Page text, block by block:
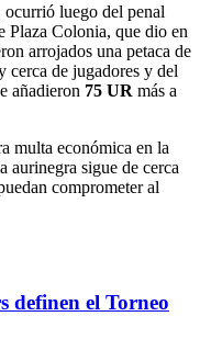
ocurrió luego del penal
Plaza Colonia, que dio en
arrojados una petaca de
cerca de jugadores y del
añadieron 75 UR más a
multa económica en la
aurinegra sigue de cerca
comprometer al
definen el Torneo